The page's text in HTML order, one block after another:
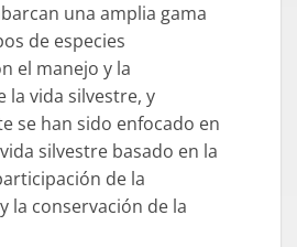
una amplia gama
de especies
el manejo y la
la vida silvestre, y
se han sido enfocado en
silvestre basado en la
de la
la conservación de la